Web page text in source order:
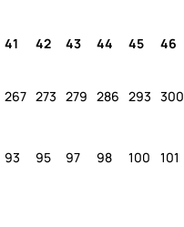
41 42 43 44 45 46
267 273 279 286 293 300
93 95 97 98 100 101